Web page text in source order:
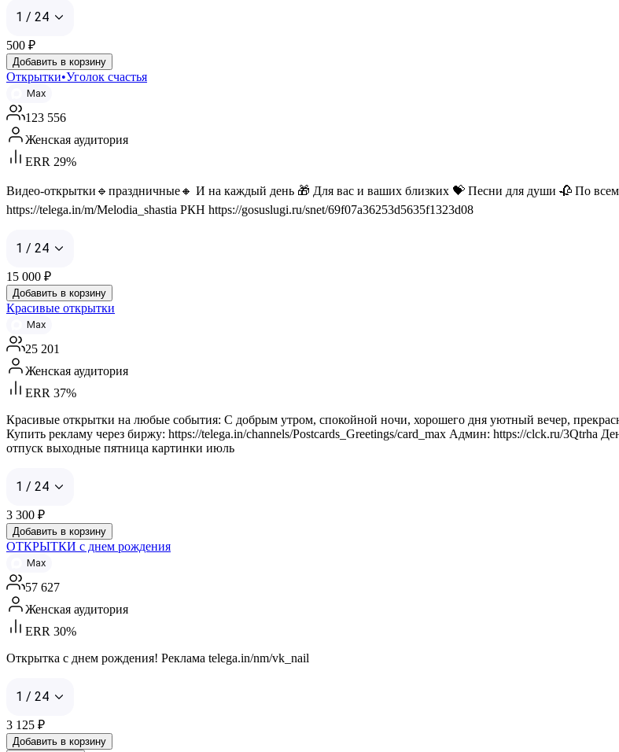
1 / 24
500 ₽
Добавить в корзину
Открытки•Уголок счастья
Max
123 556
Женская аудитория
ERR 29%
Видео-открытки🔹праздничные🔸 И на каждый день 🎁 Для вас и ваших близких 💝 Песни для души 🥀 По
https://telega.in/m/Melodia_shastia РКН https://gosuslugi.ru/snet/69f07a36253d5635f1323d08
1 / 24
15 000 ₽
Добавить в корзину
Красивые открытки
Max
25 201
Женская аудитория
ERR 37%
Красивые открытки на любые события: С добрым утром, спокойной ночи, хорошего дня уютный вечер,
Купить рекламу через биржу: https://telega.in/channels/Postcards_Greetings/card_max Админ: https://clck.ru/3Qtrha
отпуск выходные пятница картинки июль
1 / 24
3 300 ₽
Добавить в корзину
ОТКРЫТКИ с днем рождения
Max
57 627
Женская аудитория
ERR 30%
Открытка с днем рождения! Реклама telega.in/nm/vk_nail
1 / 24
3 125 ₽
Добавить в корзину